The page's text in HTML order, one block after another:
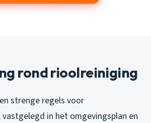
rond rioolreiniging
strenge regels voor
in het omgevingsplan en